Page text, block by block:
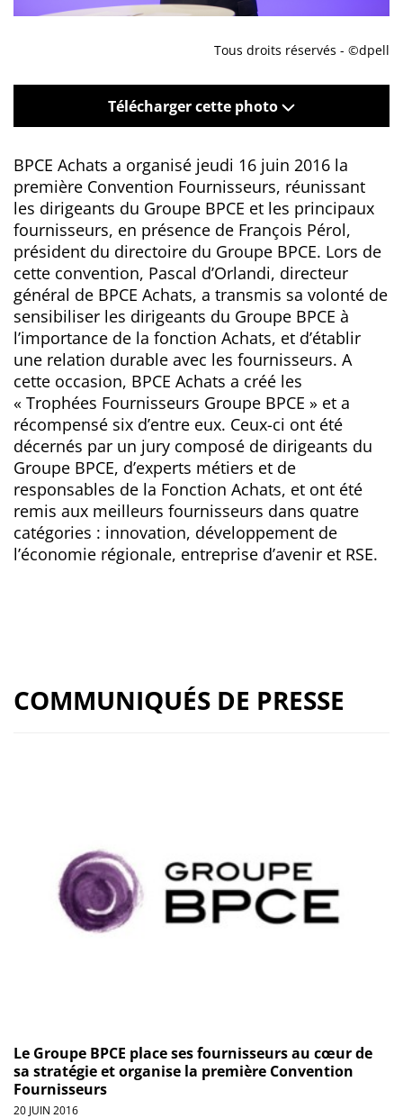
Tous droits réservés - ©dpell
Télécharger cette photo
BPCE Achats a organisé jeudi 16 juin 2016 la
première Convention Fournisseurs, réunissant
les dirigeants du Groupe BPCE et les principaux
fournisseurs, en présence de François Pérol,
président du directoire du Groupe BPCE. Lors de
cette convention, Pascal d’Orlandi, directeur
général de BPCE Achats, a transmis sa volonté de
sensibiliser les dirigeants du Groupe BPCE à
l’importance de la fonction Achats, et d’établir
une relation durable avec les fournisseurs. A
cette occasion, BPCE Achats a créé les
« Trophées Fournisseurs Groupe BPCE » et a
récompensé six d’entre eux. Ceux-ci ont été
décernés par un jury composé de dirigeants du
Groupe BPCE, d’experts métiers et de
responsables de la Fonction Achats, et ont été
remis aux meilleurs fournisseurs dans quatre
catégories : innovation, développement de
l’économie régionale, entreprise d’avenir et RSE.
COMMUNIQUÉS DE PRESSE
Le Groupe BPCE place ses fournisseurs au cœur de
sa stratégie et organise la première Convention
Fournisseurs
20 JUIN 2016